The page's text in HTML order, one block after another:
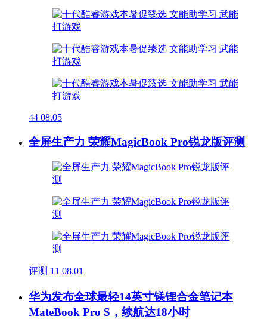
44 08.05
全屏生产力 荣耀MagicBook Pro锐龙版评测
评测 11 08.01
华为发布全球最轻14英寸镁锂合金笔记本
MateBook Pro S，续航达18小时